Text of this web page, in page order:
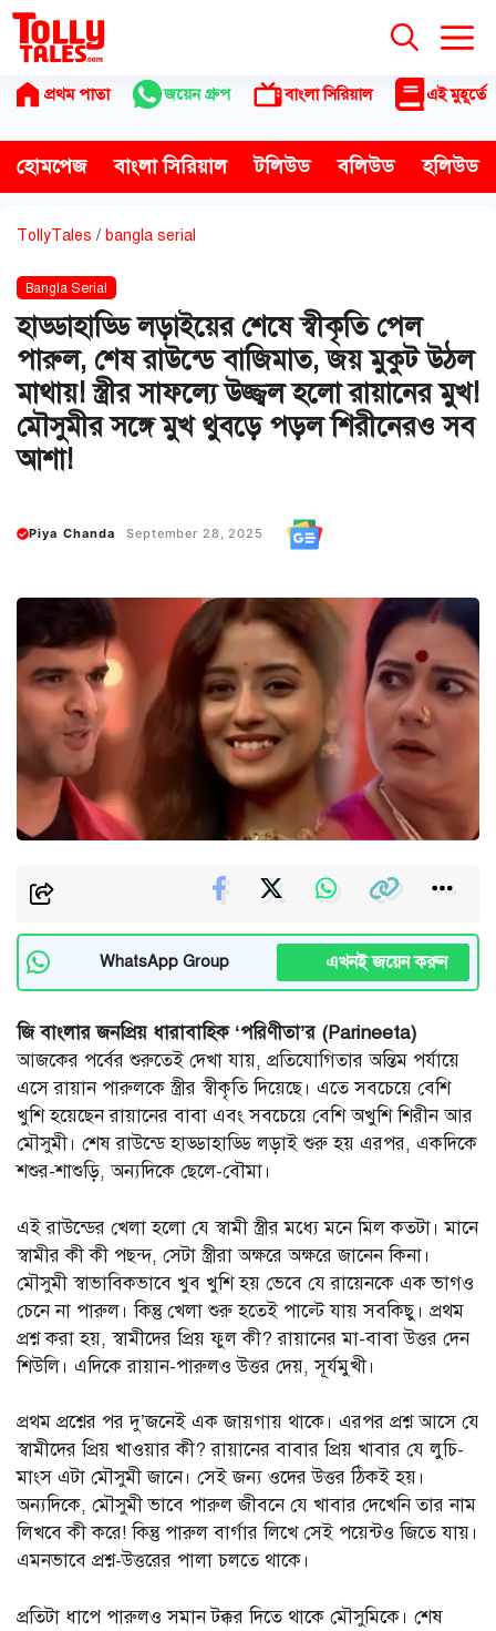
Skip
content
প্রথম পাতা জয়েন গ্রুপ বাংলা সিরিয়াল এই মুহূর্তে
হোমপেজ বাংলা সিরিয়াল টলিউড বলিউড হলিউড
TollyTales / bangla serial
Bangla Serial
হাড্ডাহাড্ডি লড়াইয়ের শেষে স্বীকৃতি পেল
পারুল, শেষ রাউন্ডে বাজিমাত, জয় মুকুট উঠল
মাথায়! স্ত্রীর সাফল্যে উজ্জ্বল হলো রায়ানের মুখ!
মৌসুমীর সঙ্গে মুখ থুবড়ে পড়ল শিরীনেরও সব
আশা!
Piya Chanda September 28, 2025
WhatsApp Group এখনই জয়েন করুন
জি বাংলার জনপ্রিয় ধারাবাহিক ‘পরিণীতা’র (Parineeta)
আজকের পর্বের শুরুতেই দেখা যায়, প্রতিযোগিতার অন্তিম পর্যায়ে
এসে রায়ান পারুলকে স্ত্রীর স্বীকৃতি দিয়েছে। এতে সবচেয়ে বেশি
খুশি হয়েছেন রায়ানের বাবা এবং সবচেয়ে বেশি অখুশি শিরীন আর
মৌসুমী। শেষ রাউন্ডে হাড্ডাহাড্ডি লড়াই শুরু হয় এরপর, একদিকে
শশুর-শাশুড়ি, অন্যদিকে ছেলে-বৌমা।
এই রাউন্ডের খেলা হলো যে স্বামী স্ত্রীর মধ্যে মনে মিল কতটা। মানে
স্বামীর কী কী পছন্দ, সেটা স্ত্রীরা অক্ষরে অক্ষরে জানেন কিনা।
মৌসুমী স্বাভাবিকভাবে খুব খুশি হয় ভেবে যে রায়েনকে এক ভাগও
চেনে না পারুল। কিন্তু খেলা শুরু হতেই পাল্টে যায় সবকিছু। প্রথম
প্রশ্ন করা হয়, স্বামীদের প্রিয় ফুল কী? রায়ানের মা-বাবা উত্তর দেন
শিউলি। এদিকে রায়ান-পারুলও উত্তর দেয়, সূর্যমুখী।
প্রথম প্রশ্নের পর দু’জনেই এক জায়গায় থাকে। এরপর প্রশ্ন আসে যে
স্বামীদের প্রিয় খাওয়ার কী? রায়ানের বাবার প্রিয় খাবার যে লুচি-
মাংস এটা মৌসুমী জানে। সেই জন্য ওদের উত্তর ঠিকই হয়।
অন্যদিকে, মৌসুমী ভাবে পারুল জীবনে যে খাবার দেখেনি তার নাম
লিখবে কী করে! কিন্তু পারুল বার্গার লিখে সেই পয়েন্টও জিতে যায়।
এমনভাবে প্রশ্ন-উত্তরের পালা চলতে থাকে।
প্রতিটা ধাপে পারুলও সমান টক্কর দিতে থাকে মৌসুমিকে। শেষ